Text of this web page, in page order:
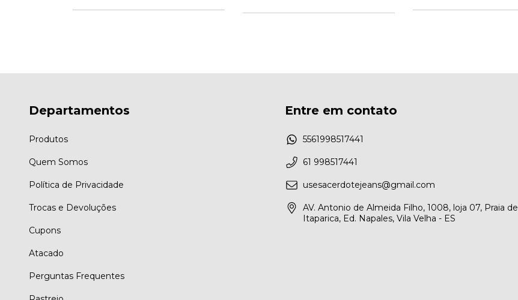
Departamentos
Produtos
Quem Somos
Política de Privacidade
Trocas e Devoluções
Cupons
Atacado
Perguntas Frequentes
Entre em contato
5561998517441
61 998517441
usesacerdotejeans@gmail.com
AV. Antonio de Almeida Filho, 1008, loja 07, Praia de
Itaparica, Ed. Napales, Vila Velha - ES